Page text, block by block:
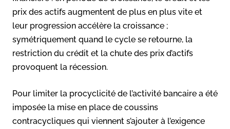
prix des actifs augmentent de plus en plus vite et
leur progression accélère la croissance ;
symétriquement quand le cycle se retourne, la
restriction du crédit et la chute des prix d’actifs
provoquent la récession.
Pour limiter la procyclicité de l’activité bancaire a été
imposée la mise en place de coussins
contracycliques qui viennent s’ajouter à l’exigence